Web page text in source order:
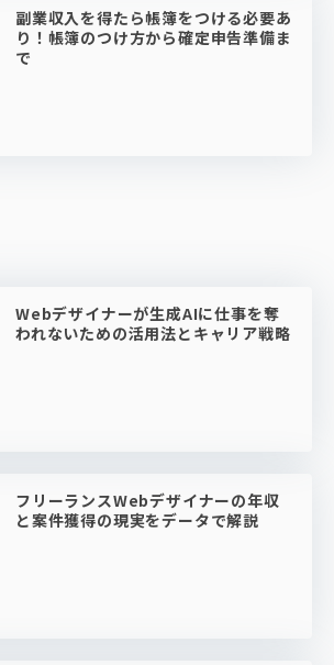
副業収入を得たら帳簿をつける必要あ
り！帳簿のつけ方から確定申告準備ま
で
Webデザイナーが生成AIに仕事を奪
われないための活用法とキャリア戦略
フリーランスWebデザイナーの年収
と案件獲得の現実をデータで解説